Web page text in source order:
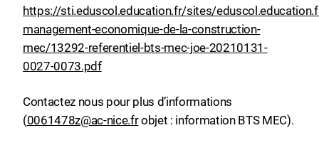
https://sti.eduscol.education.fr/sites/
management-economique-de-la-construction-
mec/13292-referentiel-bts-mec-joe-20210131-
0027-0073.pdf
Contactez nous pour plus d’informations
(0061478z@ac-nice.frobjet : information BTS MEC).